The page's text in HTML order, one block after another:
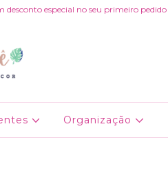
especial no seu primeiro pedido
Organização